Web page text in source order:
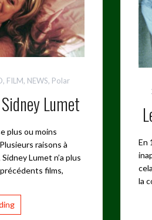
, FILM, NEWS, Polar
Lumet
plus ou moins
raisons à
Lumet n’a plus
films,
En
la